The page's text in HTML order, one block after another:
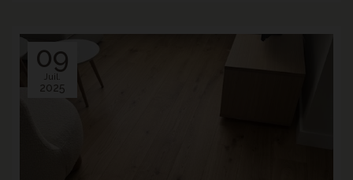
09
Juil.
2025